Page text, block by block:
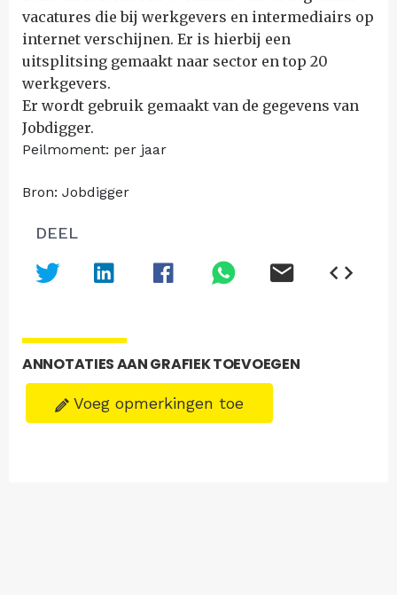
vacatures die bij werkgevers en intermediairs op
internet verschijnen. Er is hierbij een
uitsplitsing gemaakt naar sector en top 20
werkgevers.
Er wordt gebruik gemaakt van de gegevens van
Jobdigger.
Peilmoment: per jaar
Bron: Jobdigger
DEEL
ANNOTATIES AAN GRAFIEK TOEVOEGEN
Voeg opmerkingen toe